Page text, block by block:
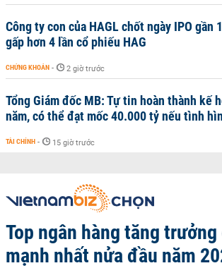
Công ty con của HAGL chốt ngày IPO gần
gấp hơn 4 lần cổ phiếu HAG
CHỨNG KHOÁN - 2 giờ trước
Tổng Giám đốc MB: Tự tin hoàn thành kế
năm, có thể đạt mốc 40.000 tỷ nếu tình
TÀI CHÍNH - 15 giờ trước
Top ngân hàng tăng
mạnh nhất nửa đầu năm